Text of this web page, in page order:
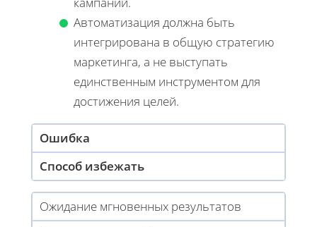
Автоматизация должна быть
интегрирована в общую стратегию
маркетинга, а не выступать
единственным инструментом для
достижения целей.
Ошибка
Способ избежать
Ожидание мгновенных результатов